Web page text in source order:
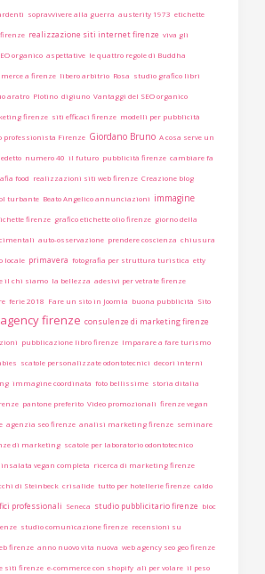
sopravvivere alla guerra austerity 1973 etichette
realizzazione siti internet firenze viva gli
organico aspettative le quattro regole di Buddha
a firenze libero arbitrio Rosa studio grafico libri
aratro Plotino digiuno Vantaggi del SEO organico
firenze siti efficaci firenze modelli per pubblicità
professionista Firenze Giordano Bruno A cosa serve un
numero 40 il futuro pubblicità firenze cambiare fa
food realizzazioni siti web firenze Creazione blog
turbante Beato Angelico annunciazioni immagine
firenze grafico etichette olio firenze giorno della
auto-osservazione prendere coscienza chiusura
locale primavera fotografia per struttura turistica etty
il chi siamo la bellezza adesivi per vetrate firenze
ferie 2018 Fare un sito in Joomla buona pubblicità Sito
firenze consulenze di marketing firenze
pubblicazione libro firenze Imparare a fare turismo
scatole personalizzate odontotecnici decori interni
immagine coordinata foto bellissime storia ditalia
pantone preferito Video promozionali firenze vegan
agenzia seo firenze analisi marketing firenze seminare
di marketing scatole per laboratorio odontotecnico
insalata vegan completa ricerca di marketing firenze
di Steinbeck crisalide tutto per hotellerie firenze caldo
professionali Seneca studio pubblicitario firenze bloc
studio comunicazione firenze recensioni su
firenze anno nuovo vita nuova web agency seo geo firenze
siti firenze e-commerce con shopify ali per volare il peso